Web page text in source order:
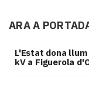
ARA A
L'Estat dona
kV a Figuerola